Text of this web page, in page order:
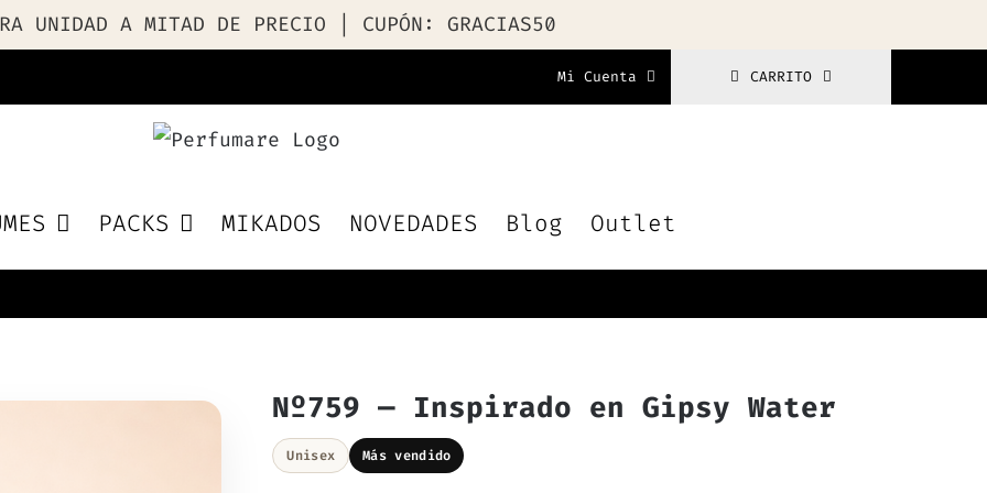
UNIDAD A MITAD DE PRECIO | CUPÓN: GRACIAS50
Mi Cuenta CARRITO
PACKS MIKADOS NOVEDADES Blog Outlet
Nº759 — Inspirado en Gipsy Water
Unisex Más vendido